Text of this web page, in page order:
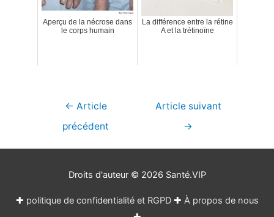
Aperçu de la nécrose dans
le corps humain
La différence entre la rétine
A et la trétinoïne
Navigation
← Article
précédent
Article suivant
→
Droits d'auteur © 2026 Santé.VIP
✚ politique de confidentialité et RGPD✚ À propos de nous